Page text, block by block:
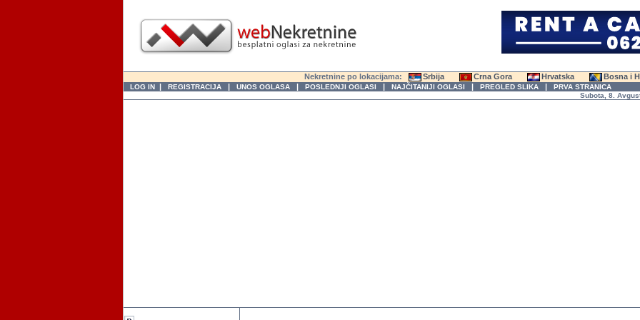
Nekretnine po lokacijama: Srbija Crna Gora Hrvatska Bosna i
LOG IN | REGISTRACIJA | UNOS OGLASA | POSLEDNJI OGLASI | NAJČITANIJI OGLASI | PREGLED SLIKA | PRVA STRANICA
Subota, 8. Avgust